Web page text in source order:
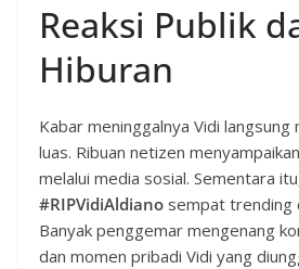
Reaksi Publik
Hiburan
Kabar meninggalnya Vidi
luas. Ribuan netizen
melalui media sosial. Sementara
#RIPVidiAldiano sempat trending
Banyak penggemar mengenang
dan momen pribadi Vidi yang